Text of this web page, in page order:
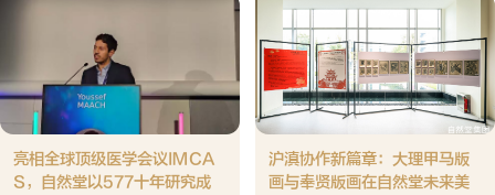
亮相全球顶级医学会议IMCA
S，自然堂以577十年研究成
沪滇协作新篇章：大理甲马版
画与奉贤版画在自然堂未来美